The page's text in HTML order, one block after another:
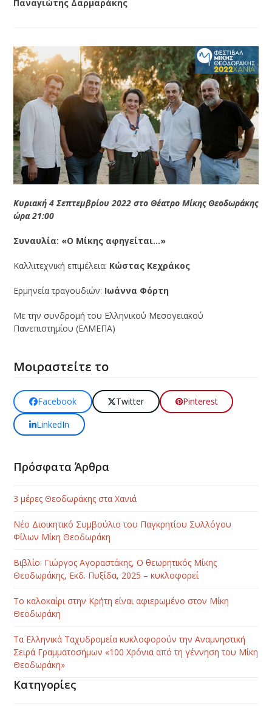
Παναγιώτης Δαρμαράκης
Κυριακή 4 Σεπτεμβρίου 2022 στο Θέατρο Μίκης Θεοδωράκης
ώρα 21:00
Συναυλία: «Ο Μίκης αφηγείται…»
Καλλιτεχνική επιμέλεια: Κώστας Κεχράκος
Ερμηνεία τραγουδιών: Ιωάννα Φόρτη
Με την συνδρομή του Ελληνικού Μεσογειακού
Πανεπιστημίου (ΕΛΜΕΠΑ)
Μοιραστείτε το
Facebook Twitter
Pinterest
LinkedIn
Πρόσφατα Άρθρα
3 μέρες Θεοδωράκης στα Χανιά
Νέο Διοικητικό Συμβούλιο του Παγκρητίου Συλλόγου
Φίλων Μίκη Θεοδωράκη
Βιβλίο: Γιώργος Αγοραστάκης, Ο θεωρητικός Μίκης
Θεοδωράκης, Εκδ. Πυξίδα, 2025 – κυκλοφορεί
Το καλοκαίρι στην Κρήτη είναι αφιερωμένο στον Μίκη
Θεοδωράκη
Τα Ελληνικά Ταχυδρομεία κυκλοφορούν την Αναμνηστική
Σειρά Γραμματοσήμων «100 Χρόνια από τη γέννηση του Μίκη
Θεοδωράκη»
Κατηγορίες